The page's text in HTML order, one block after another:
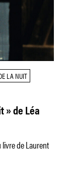
LA NUIT
» de Léa
de Laurent